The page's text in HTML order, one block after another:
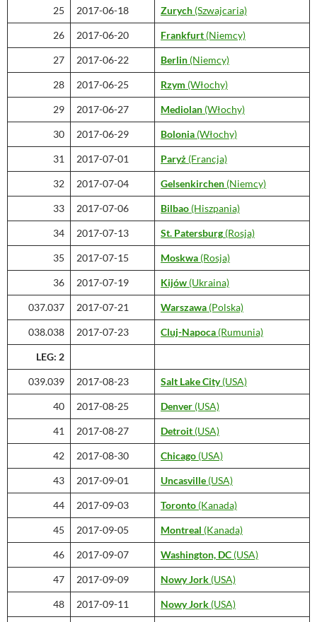
25 2017-06-18 Zurych (Szwajcaria)
26 2017-06-20 Frankfurt (Niemcy)
27 2017-06-22 Berlin (Niemcy)
28 2017-06-25 Rzym (Włochy)
29 2017-06-27 Mediolan (Włochy)
30 2017-06-29 Bolonia (Włochy)
31 2017-07-01 Paryż (Francja)
32 2017-07-04 Gelsenkirchen (Niemcy)
33 2017-07-06 Bilbao (Hiszpania)
34 2017-07-13 St. Patersburg (Rosja)
35 2017-07-15 Moskwa (Rosja)
36 2017-07-19 Kijów (Ukraina)
037.037 2017-07-21 Warszawa (Polska)
038.038 2017-07-23 Cluj-Napoca (Rumunia)
LEG: 2
039.039 2017-08-23 Salt Lake City(USA)
40 2017-08-25 Denver (USA)
41 2017-08-27 Detroit (USA)
42 2017-08-30 Chicago (USA)
43 2017-09-01 Uncasville (USA)
44 2017-09-03 Toronto (Kanada)
45 2017-09-05 Montreal (Kanada)
46 2017-09-07 Washington, DC (USA)
47 2017-09-09 Nowy Jork (USA)
48 2017-09-11 Nowy Jork (USA)